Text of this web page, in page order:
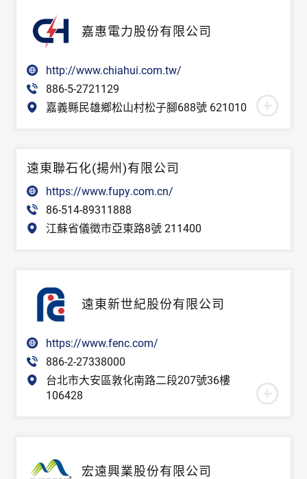
嘉惠電力股份有限公司
http://www.chiahui.com.tw/
886-5-2721129
嘉義縣民雄鄉松山村松子腳688號 621010
遠東聯石化(揚州)有限公司
https://www.fupy.com.cn/
86-514-89311888
江蘇省儀徵市亞東路8號 211400
遠東新世紀股份有限公司
https://www.fenc.com/
886-2-27338000
台北市大安區敦化南路二段207號36樓
106428
宏遠興業股份有限公司